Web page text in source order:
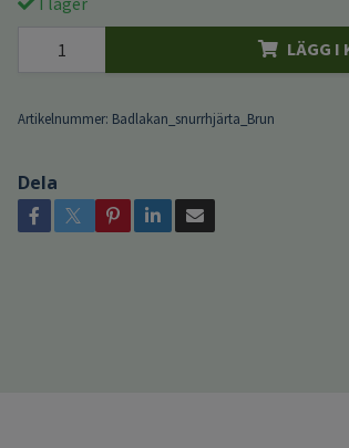
LÄGG I
Artikelnummer: Badlakan_snurrhjärta_Brun
Dela